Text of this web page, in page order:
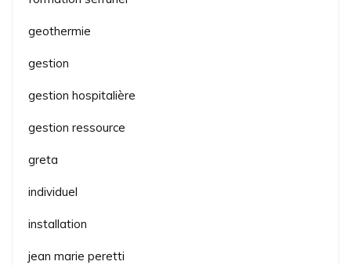
geothermie
gestion
gestion hospitalière
gestion ressource
greta
individuel
installation
jean marie peretti